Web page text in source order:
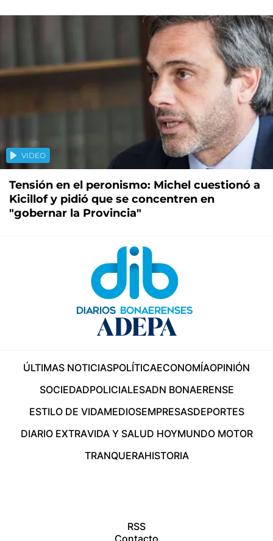
VIDEO
Tensión en el peronismo: Michel cuestionó a
Kicillof y pidió que se concentren en
"gobernar la Provincia"
ÚLTIMAS NOTICIASPOLÍTICAECONOMÍAOPINIÓN
SOCIEDADPOLICIALESADN BONAERENSE
ESTILO DE VIDAMEDIOSEMPRESASDEPORTES
DIARIO EXTRAVIDA Y SALUD HOYMUNDO MOTOR
TRANQUERAHISTORIA
RSS